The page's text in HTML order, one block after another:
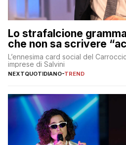
Lo strafalcione
che non sa scrivere
L’ennesima card social del
imprese di Salvini
NEXTQUOTIDIANO-TREND